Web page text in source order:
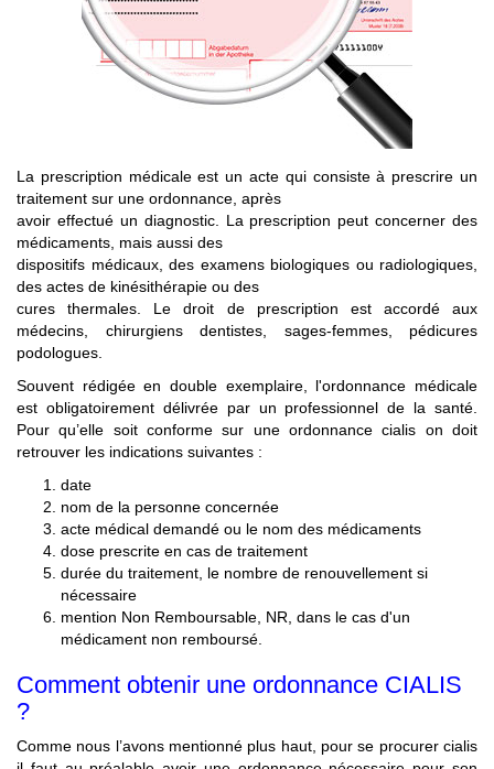
La prescription médicale est un acte qui consiste à prescrire un
traitement sur une ordonnance, après
avoir effectué un diagnostic. La prescription peut concerner des
médicaments, mais aussi des
dispositifs médicaux, des examens biologiques ou radiologiques,
des actes de kinésithérapie ou des
cures thermales. Le droit de prescription est accordé aux
médecins, chirurgiens dentistes, sages-femmes, pédicures
podologues.
Souvent rédigée en double exemplaire, l'ordonnance médicale
est obligatoirement délivrée par un professionnel de la santé.
Pour qu’elle soit conforme sur une ordonnance cialis on doit
retrouver les indications suivantes :
date
nom de la personne concernée
acte médical demandé ou le nom des médicaments
dose prescrite en cas de traitement
durée du traitement, le nombre de renouvellement si
nécessaire
mention Non Remboursable, NR, dans le cas d'un
médicament non remboursé.
Comment obtenir une ordonnance CIALIS
?
Comme nous l’avons mentionné plus haut, pour se procurer cialis